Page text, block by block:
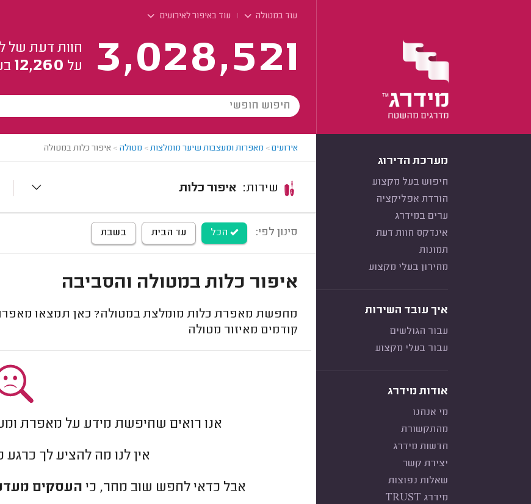
עוד במטולה עוד באיפור לאירועים
3,028,521
חוות דעת של
על 12,260
מערכת הדירוג
חיפוש בעל מקצוע
הורדת אפליקציה
ערים במידרג
אינדקס חוות דעת
תמונות
מחירון בעלי מקצוע
איך עובד השירות
עבור הגולשים
עבור בעלי מקצוע
אודות מידרג
מי אנחנו
מהתקשורת
חדשות מידרג
יצירת קשר
שאלות נפוצות
מידרג TRUST
אירועים> מאפרות ומעצבות שיער מומלצות> מטולה > איפור כלות במטולה
איפור כלות
סינון לפי: הכל עד הבית בשבת
איפור כלות במטולה והסביבה
מחפשת מאפרת כלות מומלצת במטולה? כאן תמצאו
קודמים מאיזור מטולה
אנו רואים שחיפשת מידע על מאפרת
אין לנו מה להציע לך
אבל כדאי לחפש שוב מחר, כי העסקים